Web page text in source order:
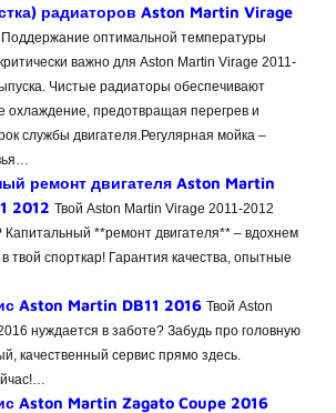
радиаторов Aston Martin Virage
Поддержание оптимальной температуры
важно для Aston Martin Virage 2011-
Чистые радиаторы обеспечивают
охлаждение, предотвращая перегрев и
службы двигателя.Регулярная мойка –
ремонт двигателя Aston Martin
2012 Твой Aston Martin Virage 2011-2012
Капитальный **ремонт двигателя** – вдохнем
твой спорткар! Гарантия качества, опытные
Aston Martin DB11 2016 Твой Aston
нуждается в заботе? Забудь про головную
качественный сервис прямо здесь.
Aston Martin Zagato Coupe 2016